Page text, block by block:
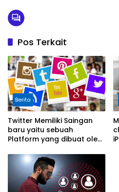
Pos Terkait
Berita
Twitter Memiliki Saingan
baru yaitu sebuah
Platform yang dibuat oleh